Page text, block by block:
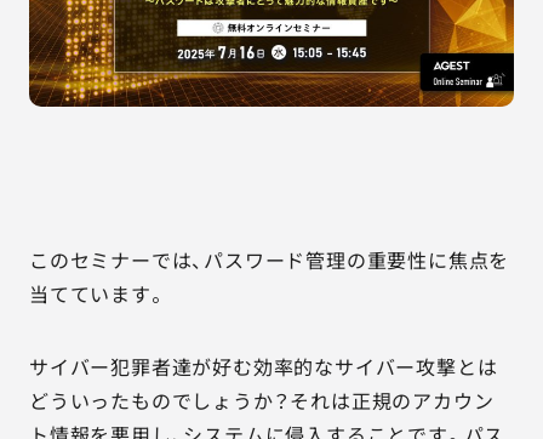
会社情報
（平日9:30〜18:00）
このセミナーでは、パスワード管理の重要性に焦点を
当てています。
サイバー犯罪者達が好む効率的なサイバー攻撃とは
どういったものでしょうか？それは正規のアカウン